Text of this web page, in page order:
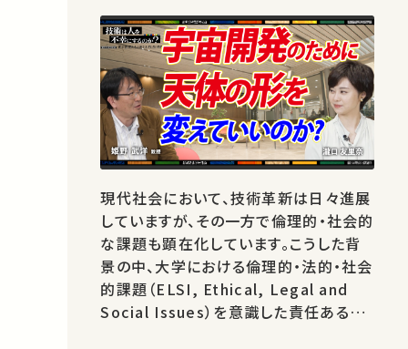
現代社会において、技術革新は日々進展
していますが、その一方で倫理的・社会的
な課題も顕在化しています。こうした背
景の中、大学における倫理的・法的・社会
的課題（ELSI, Ethical, Legal and
Social Issues）を意識した責任ある研